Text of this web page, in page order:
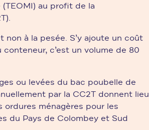
au profit de la
à la pesée. S’y ajoute un coût
c’est un volume de 80
ou levées du bac poubelle de
par la CC2T donnent lieu
ordures ménagères pour les
du Pays de Colombey et Sud